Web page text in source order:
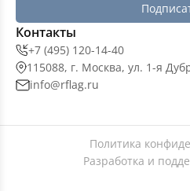
Контакты
+7 (495) 120-14-40
115088, г. Москва, ул. 1-я
info@rflag.ru
Политика
Разработка и